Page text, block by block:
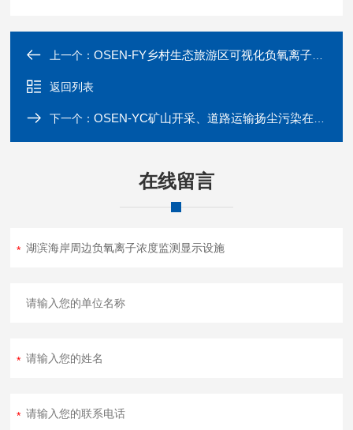
上一个：OSEN-FY乡村生态旅游区可视化负氧离子含量监测系统
返回列表
下一个：OSEN-YC矿山开采、道路运输扬尘污染在线监测设备
在线留言